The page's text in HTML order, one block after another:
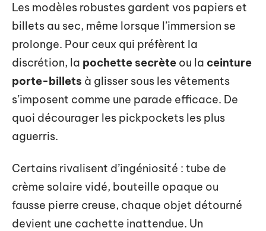
Les modèles robustes gardent vos papiers et
billets au sec, même lorsque l’immersion se
prolonge. Pour ceux qui préfèrent la
discrétion, la pochette secrète ou la ceinture
porte-billets à glisser sous les vêtements
s’imposent comme une parade efficace. De
quoi décourager les pickpockets les plus
aguerris.
Certains rivalisent d’ingéniosité : tube de
crème solaire vidé, bouteille opaque ou
fausse pierre creuse, chaque objet détourné
devient une cachette inattendue. Un